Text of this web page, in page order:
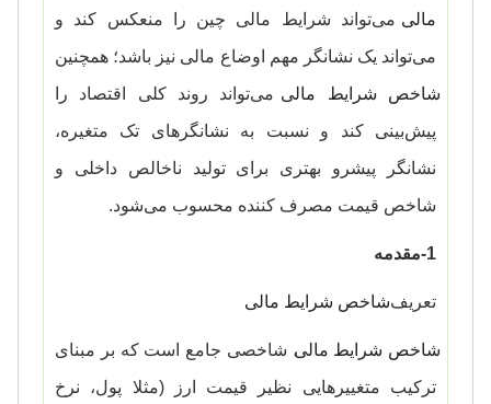
مالیمی‌تواند شرایط مالی چین را منعکس کند و
می‌تواند یک نشانگر مهم اوضاع مالی نیز باشد؛ همچنین
شاخص شرایط مالیمی‌تواند روند کلی اقتصاد را
پیش‌بینی کند و نسبت به نشانگرهای تک متغیره،
نشانگر پیشرو بهتری برای تولید ناخالص داخلی و
شاخص قیمت مصرف کننده محسوب می‌شود.
1-مقدمه
تعریفشاخص شرایط مالی
شاخص شرایط مالی، شاخصی جامع است که بر مبنای
ترکیب متغییرهایی نظیر قیمت ارز (مثلا پول، نرخ